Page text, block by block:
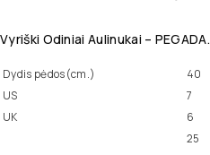
Vyriški Odiniai Aulinukai – PEGADA.
Dydis pėdos(cm.) 40
US
7
UK
6
25